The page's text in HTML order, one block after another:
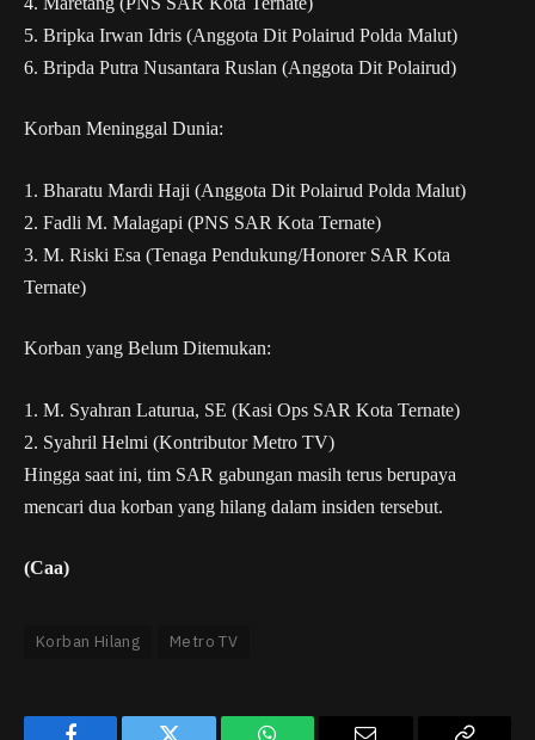
5.⁠ ⁠Bripka Irwan Idris (Anggota Dit Polairud Polda Malut)
6.⁠ ⁠Bripda Putra Nusantara Ruslan (Anggota Dit Polairud)
Korban Meninggal Dunia:
1.⁠ ⁠Bharatu Mardi Haji (Anggota Dit Polairud Polda Malut)
2.⁠ ⁠Fadli M. Malagapi (PNS SAR Kota Ternate)
3.⁠ ⁠M. Riski Esa (Tenaga Pendukung/Honorer SAR Kota
Ternate)
Korban yang Belum Ditemukan:
1.⁠ ⁠M. Syahran Laturua, SE (Kasi Ops SAR Kota Ternate)
2.⁠ ⁠Syahril Helmi (Kontributor Metro TV)
Hingga saat ini, tim SAR gabungan masih terus berupaya
mencari dua korban yang hilang dalam insiden tersebut.
(Caa)
Korban Hilang Metro TV